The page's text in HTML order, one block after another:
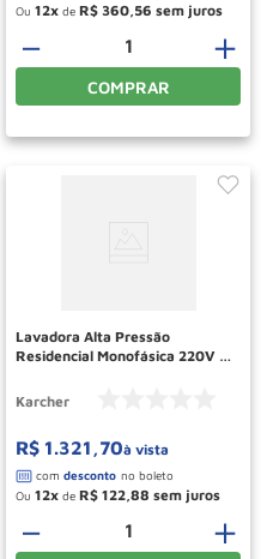
Ou 12 de R$ 360 56
＋
－
COMPRAR
Lavadora Alta Pressão
Residencial Monofásica 220V K
Karcher
R$ 1.321 ,70à vista
Ou 12 de R$ 122 88
＋
－